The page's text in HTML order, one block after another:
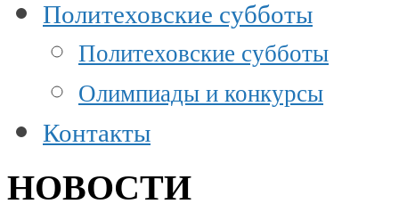
Политеховские субботы
Политеховские субботы
Олимпиады и конкурсы
Контакты
НОВОСТИ